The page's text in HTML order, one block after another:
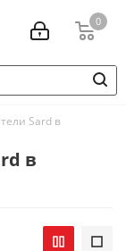
0
Sard в
в